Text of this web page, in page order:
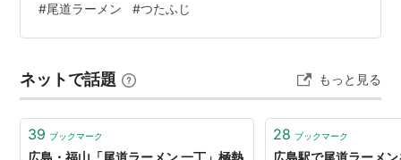
（中華そば）っす。 お店はカウンター10席ほど。 総入れ
替え方式で店の中は撮影NG！ 頑固おやじそうな人とその
らばOKやったんで こんな感じに（↑画像） 美味しくい
ただきました！ 中が取れないので、外から。 地元の人も
結構多…
#尾道ラーメン #つたふじ
ネットで話題 もっと見る
39 ブックマーク
広島・福山「尾道ラーメン 一丁」極熱
28 ブックマーク
広島駅で尾道ラーメ